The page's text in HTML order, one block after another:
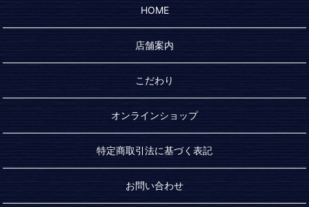
HOME
店舗案内
こだわり
オンラインショップ
特定商取引法に基づく表記
お問い合わせ